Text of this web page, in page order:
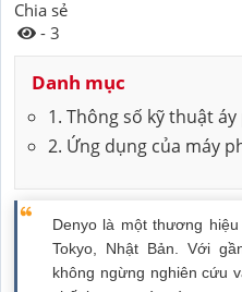
Chia sẻ
- 3
Danh mục
1. Thông số kỹ thuật
2. Ứng dụng của máy
Denyo là một thương
Tokyo, Nhật Bản. Với
không ngừng nghiên cứu